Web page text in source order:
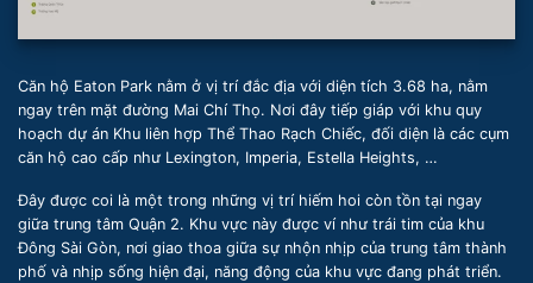
Căn hộ Eaton Park nằm ở vị trí đắc địa với diện tích 3.68 ha, nằm
ngay trên mặt đường Mai Chí Thọ. Nơi đây tiếp giáp với khu quy
hoạch dự án Khu liên hợp Thể Thao Rạch Chiếc, đối diện là các cụm
căn hộ cao cấp như Lexington, Imperia, Estella Heights, …
Đây được coi là một trong những vị trí hiếm hoi còn tồn tại ngay
giữa trung tâm Quận 2. Khu vực này được ví như trái tim của khu
Đông Sài Gòn, nơi giao thoa giữa sự nhộn nhịp của trung tâm thành
phố và nhịp sống hiện đại, năng động của khu vực đang phát triển.